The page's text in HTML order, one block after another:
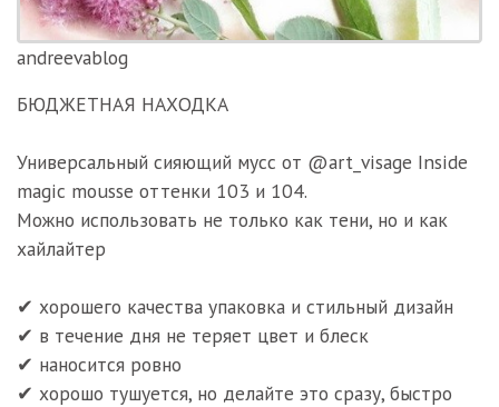
andreevablog
БЮДЖЕТНАЯ НАХОДКА
Универсальный сияющий мусс от @art_visage Inside
magic mousse оттенки 103 и 104.
Можно использовать не только как тени, но и как
хайлайтер
✔ хорошего качества упаковка и стильный дизайн
✔ в течение дня не теряет цвет и блеск
✔ наносится ровно
✔ хорошо тушуется, но делайте это сразу, быстро